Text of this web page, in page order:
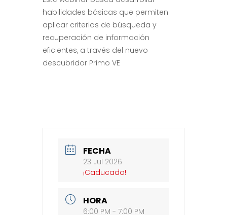
habilidades básicas que permiten
aplicar criterios de búsqueda y
recuperación de información
eficientes, a través del nuevo
descubridor Primo VE
FECHA
23 Jul 2026
¡Caducado!
HORA
6:00 PM - 7:00 PM